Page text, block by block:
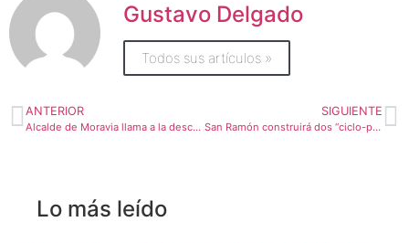
Gustavo Delgado
Todos sus artículos »
ANTERIOR
Alcalde de Moravia llama a la descentralización en la atención de emergencias
SIGUIENTE
San Ramón construirá dos “ciclo-peatón vías”
Lo más leído